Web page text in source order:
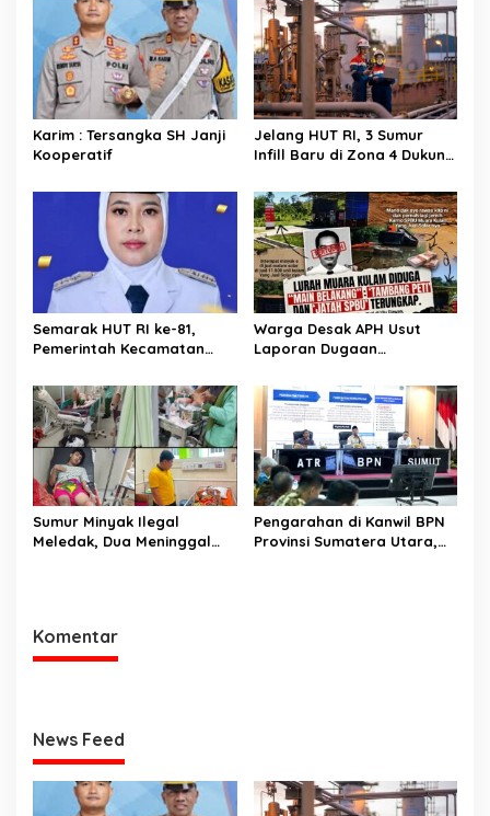
Karim : Tersangka SH Janji
Kooperatif
Jelang HUT RI, 3 Sumur
Infill Baru di Zona 4 Dukung
Semarak HUT RI ke-81,
Pemerintah Kecamatan
Lomba
Warga Desak APH Usut
Laporan Dugaan
Muara Kulam
Sumur Minyak Ilegal
Meledak, Dua Meninggal
Pengarahan di Kanwil BPN
Provinsi Sumatera Utara,
Komentar
News Feed